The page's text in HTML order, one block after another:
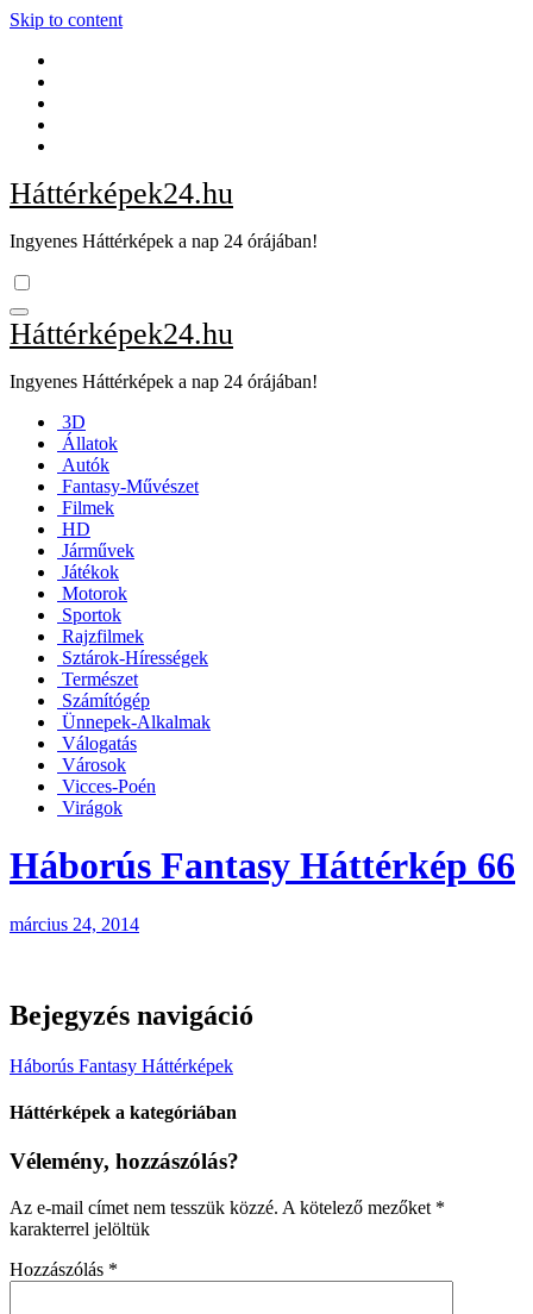
Skip to content
Háttérképek24.hu
Ingyenes Háttérképek a nap 24 órájában!
Háttérképek24.hu
Ingyenes Háttérképek a nap 24 órájában!
3D
Állatok
Autók
Fantasy-Művészet
Filmek
HD
Járművek
Játékok
Motorok
Sportok
Rajzfilmek
Sztárok-Hírességek
Természet
Számítógép
Ünnepek-Alkalmak
Válogatás
Városok
Vicces-Poén
Virágok
Háborús Fantasy Háttérkép 66
március 24, 2014
Bejegyzés navigáció
Háborús Fantasy Háttérképek
Háttérképek a kategóriában
Vélemény, hozzászólás?
Az e-mail címet nem tesszük közzé. A kötelező mezőket *
karakterrel jelöltük
Hozzászólás *